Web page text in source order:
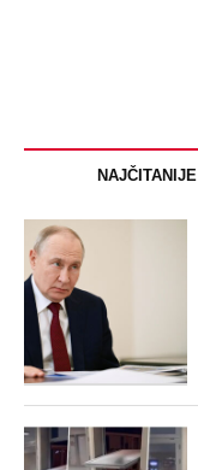
NAJČITANIJE